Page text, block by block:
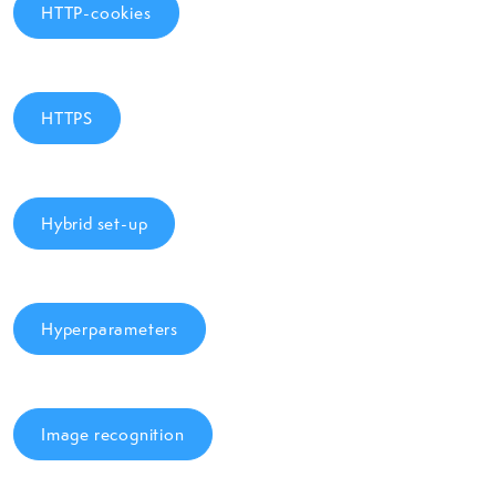
HTTP-cookies
HTTPS
Hybrid set-up
Hyperparameters
Image recognition